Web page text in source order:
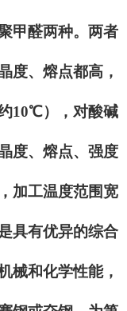
甲醛两种。两者
度、熔点都高，
10℃），对酸碱
度、熔点、强度
加工温度范围宽
具有优异的综合
械和化学性能，